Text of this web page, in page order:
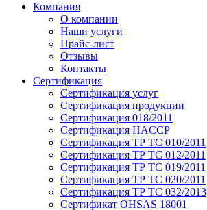
Компания
О компании
Наши услуги
Прайс-лист
Отзывы
Контакты
Сертификация
Сертификация услуг
Сертификация продукции
Сертификация 018/2011
Сертификация HACCP
Сертификация ТР ТС 010/2011
Сертификация ТР ТС 012/2011
Сертификация ТР ТС 019/2011
Сертификация ТР ТС 020/2011
Сертификация ТР ТС 032/2013
Сертификат OHSAS 18001